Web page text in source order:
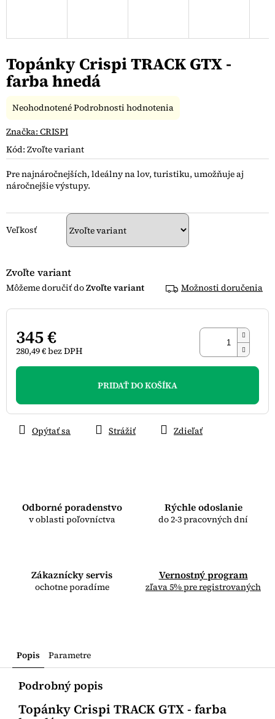
Topánky Crispi TRACK GTX -
farba hnedá
Kód: Zvoľte variant
Veľkosť
Zvoľte variant
Zvoľte variant Možnosti doručenia
345 €
280,49 € bez DPH
Jednotková
PRIDAŤ DO KOŠÍKA
Odborné poradenstvo
v oblasti poľovníctva
Rýchle odoslanie
do 2-3 pracovných dní
Zákaznícky servis
ochotne poradíme
Vernostný program
zľava 5% pre registrovaných
Pre najnáročnejších, ldeálny na lov, turistiku, umožňuje aj
náročnejšie výstupy.
Opýtať sa Strážiť Zdieľať
Priemerné
produktu
0,0
5
hviezdičiek.
NeohodnotenéPodrobnosti hodnotenia
Značka: CRISPI
Popis Parametre
Podrobný popis
Topánky Crispi TRACK GTX - farba